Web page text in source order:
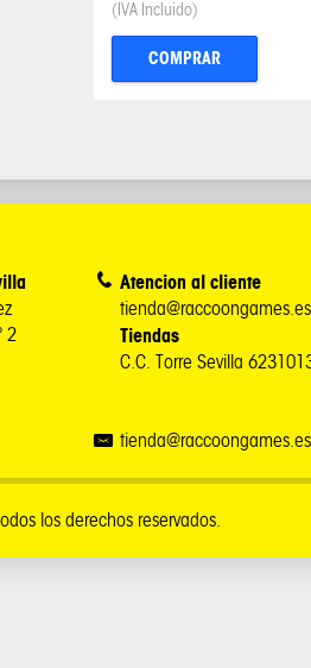
(IVA Incluido)
COMPRAR
2
Atencion al cliente
tienda@raccoongames.es
Tiendas
C.C. Torre Sevilla
tienda@raccoongames.es
los derechos reservados.